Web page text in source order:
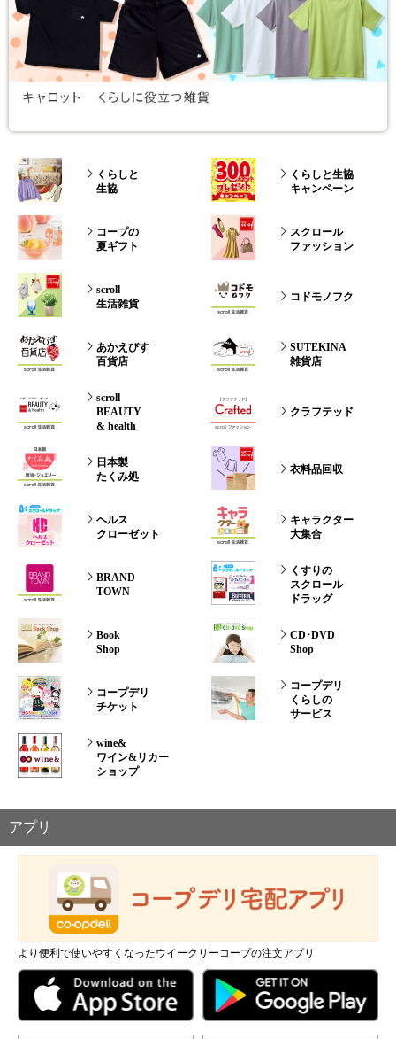
くらしと
生協
くらしと生協
キャンペーン
コープの
夏ギフト
スクロール
ファッション
scroll
生活雑貨
コドモノフク
あかえびす
百貨店
SUTEKINA
雑貨店
scroll
BEAUTY
& health
クラフテッド
日本製
たくみ処
衣料品回収
ヘルス
クローゼット
キャラクター
大集合
BRAND
TOWN
くすりの
スクロール
ドラッグ
Book
Shop
CD･DVD
Shop
コープデリ
チケット
コープデリ
くらしの
サービス
wine&
ワイン&リカー
ショップ
アプリ
より便利で使いやすくなったウイークリーコープの注文アプリ